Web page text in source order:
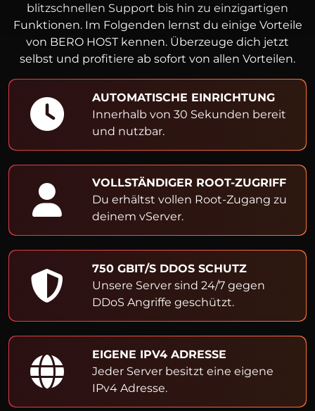
blitzschnellen Support bis hin zu einzigartigen
Funktionen. Im Folgenden lernst du einige Vorteile
von BERO HOST kennen. Überzeuge dich jetzt
selbst und profitiere ab sofort von allen Vorteilen.
AUTOMATISCHE EINRICHTUNG
Innerhalb von 30 Sekunden bereit
und nutzbar.
VOLLSTÄNDIGER ROOT-ZUGRIFF
Du erhältst vollen Root-Zugang zu
deinem vServer.
750 GBIT/S DDOS SCHUTZ
Unsere Server sind 24/7 gegen
DDoS Angriffe geschützt.
EIGENE IPV4 ADRESSE
Jeder Server besitzt eine eigene
IPv4 Adresse.